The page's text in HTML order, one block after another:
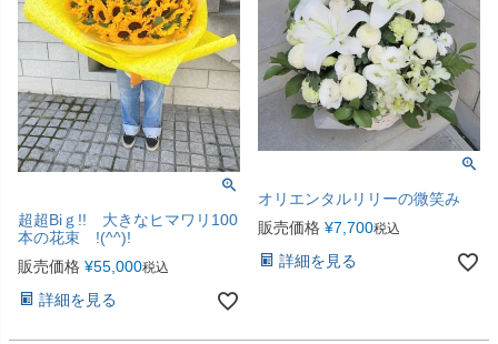
超超Biｇ!! 大きなヒマワリ100
本の花束 !(^^)!
販売価格 ¥55,000税込
詳細を見る
オリエンタルリリーの微笑み
販売価格 ¥7,700税込
詳細を見る